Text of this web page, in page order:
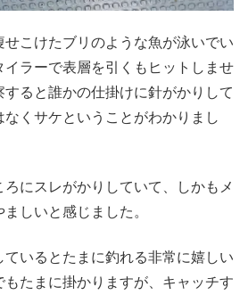
こけたブリのような魚が泳いでい
イラーで表層を引くもヒットしませ
すると誰かの仕掛けに針がかりして
くサケということがわかりまし
にスレがかりしていて、しかもメ
しいと感じました。
ているとたまに釣れる非常に嬉しい
たまに掛かりますが、キャッチす